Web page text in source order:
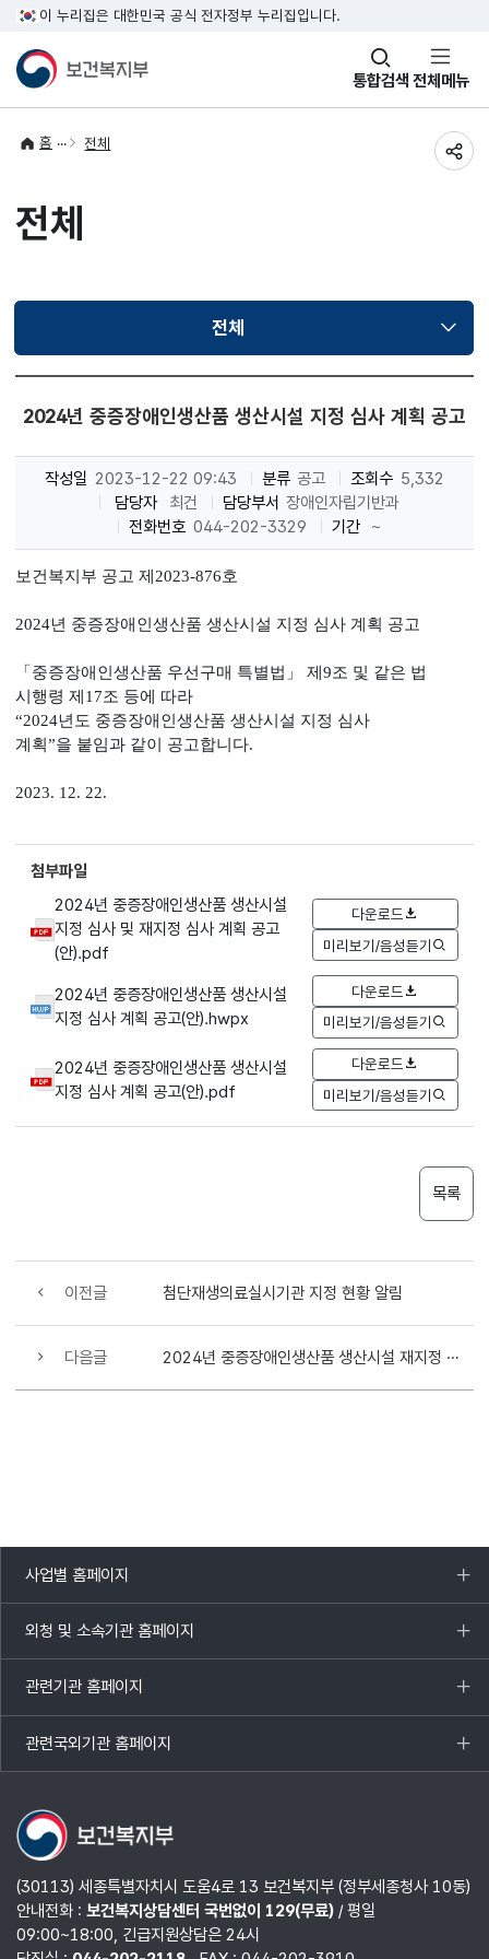
이 누리집은 대한민국 공식 전자정부 누리집입니다.
통합검색
창
열기 전체메뉴
홈 전체
전체
전체선택됨
2024년 중증장애인생산품 생산시설 지정 심사 계획 공고
작성일 2023-12-22 09:43 분류 공고 조회수 5,332
담당자
최건 담당부서 장애인자립기반과
전화번호 044-202-3329 기간 ~
보건복지부 공고 제2023-876호
2024년 중증장애인생산품 생산시설 지정 심사 계획 공고
「중증장애인생산품 우선구매 특별법 」제9조 및 같은 법
시행령 제17조 등에 따라
“2024년도 중증장애인생산품 생산시설 지정 심사
계획”을 붙임과 같이 공고합니다.
2023. 12. 22.
첨부파일
2024년 중증장애인생산품 생산시설
지정 심사 및 재지정 심사 계획 공고
(안).pdf
다운로드
미리보기/음성듣기
2024년 중증장애인생산품 생산시설
지정 심사 계획 공고(안).hwpx
다운로드
미리보기/음성듣기
2024년 중증장애인생산품 생산시설
지정 심사 계획 공고(안).pdf
다운로드
미리보기/음성듣기
목록
이전글 첨단재생의료실시기관 지정 현황 알림
다음글 2024년 중증장애인생산품 생산시설 재지정 심사 계획 공고
사업별 홈페이지
목록
열기
외청 및 소속기관 홈페이지
목록
열기
관련기관 홈페이지
목록
열기
관련국외기관 홈페이지
목록
열기
(30113) 세종특별자치시 도움4로 13 보건복지부 (정부세종청사 10동)
안내전화 : 보건복지상담센터 국번없이 129(무료)/ 평일
09:00~18:00, 긴급지원상담은 24시